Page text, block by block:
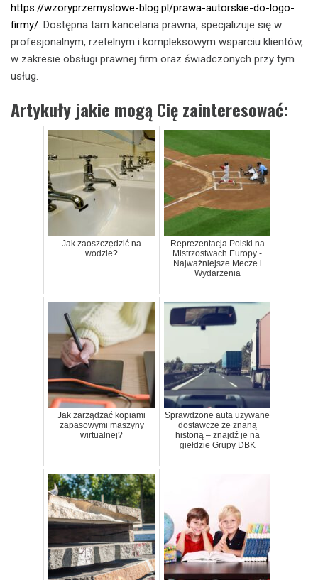
https://wzoryprzemyslowe-blog.pl/prawa-autorskie-do-logo-
firmy/. Dostępna tam kancelaria prawna, specjalizuje się w
profesjonalnym, rzetelnym i kompleksowym wsparciu klientów,
w zakresie obsługi prawnej firm oraz świadczonych przy tym
usług.
Artykuły jakie mogą Cię zainteresować:
Jak zaoszczędzić na
wodzie?
Reprezentacja Polski na
Mistrzostwach Europy -
Najważniejsze Mecze i
Wydarzenia
Jak zarządzać kopiami
zapasowymi maszyny
wirtualnej?
Sprawdzone auta używane
dostawcze ze znaną
historią – znajdź je na
giełdzie Grupy DBK